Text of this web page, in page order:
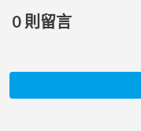
0 則留言